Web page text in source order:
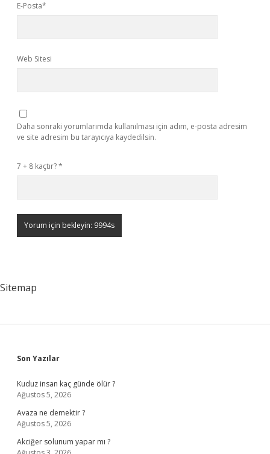
E-Posta*
Web Sitesi
Daha sonraki yorumlarımda kullanılması için adım, e-posta adresim
ve site adresim bu tarayıcıya kaydedilsin.
7 + 8 kaçtır?*
Sitemap
Sidebar
Son Yazılar
Kuduz insan kaç günde ölür ?
Ağustos 5, 2026
Avaza ne demektir ?
Ağustos 5, 2026
Akciğer solunum yapar mı ?